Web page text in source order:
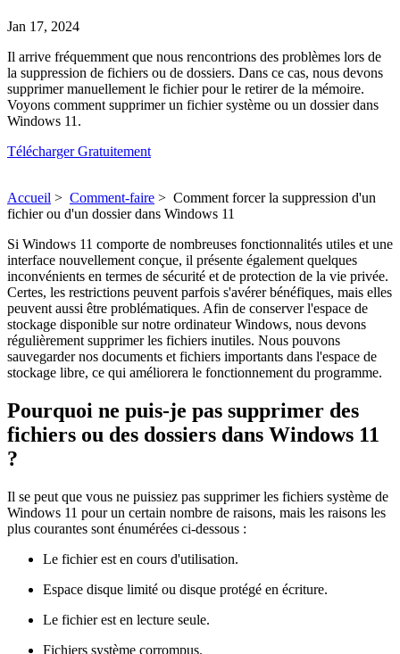
Jan 17, 2024
Il arrive fréquemment que nous rencontrions des problèmes lors de
la suppression de fichiers ou de dossiers. Dans ce cas, nous devons
supprimer manuellement le fichier pour le retirer de la mémoire.
Voyons comment supprimer un fichier système ou un dossier dans
Windows 11.
Télécharger Gratuitement
Accueil > Comment-faire > Comment forcer la suppression d'un
fichier ou d'un dossier dans Windows 11
Si Windows 11 comporte de nombreuses fonctionnalités utiles et une
interface nouvellement conçue, il présente également quelques
inconvénients en termes de sécurité et de protection de la vie privée.
Certes, les restrictions peuvent parfois s'avérer bénéfiques, mais elles
peuvent aussi être problématiques. Afin de conserver l'espace de
stockage disponible sur notre ordinateur Windows, nous devons
régulièrement supprimer les fichiers inutiles. Nous pouvons
sauvegarder nos documents et fichiers importants dans l'espace de
stockage libre, ce qui améliorera le fonctionnement du programme.
Pourquoi ne puis-je pas supprimer des
fichiers ou des dossiers dans Windows 11
?
Il se peut que vous ne puissiez pas supprimer les fichiers système de
Windows 11 pour un certain nombre de raisons, mais les raisons les
plus courantes sont énumérées ci-dessous :
Le fichier est en cours d'utilisation.
Espace disque limité ou disque protégé en écriture.
Le fichier est en lecture seule.
Fichiers système corrompus.